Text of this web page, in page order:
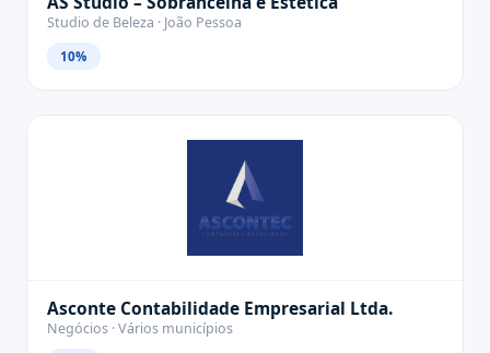
Studio de Beleza · João Pessoa
10%
Asconte Contabilidade Empresarial Ltda.
Negócios · Vários municípios